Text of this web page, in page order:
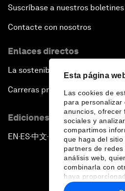
Esta página
Las cookies de
para
anuncios, ofrecer
sociales y
compartimos
que haga del
partners de
análisis web,
combinarla con
haya
recopilado a
Suscríbase a nuestros boletines
Contacte con nosotros
Enlaces directos
La sostenibilidad en el Foro
Carreras profesionales
Ediciones en otros idiomas
EN ▪ES▪中文▪ 日本語